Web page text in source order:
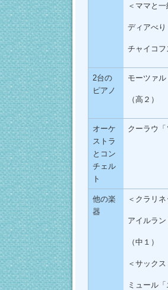
＜ママと一
ディアべり
チャイコフ
2台の
ピアノ
モーツァル
（高２）
オーケ
ストラ
とコン
チェル
ト
クーラウ「
他の楽
器
＜クラリネ
アイルラン
（中１）
＜サックス
ミュール